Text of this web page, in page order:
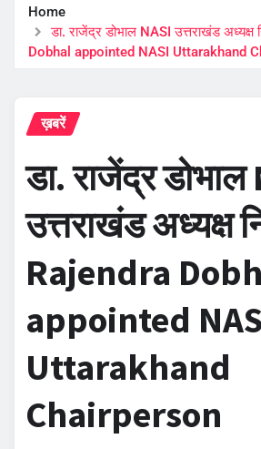
Home
डा. राजेंद्र डोभाल NASI उत्तराखंड
Dobhal appointed NASI Uttarakhand
ख़बरें
डा. राजेंद्र डोभाल
उत्तराखंड अध्यक्ष
Rajendra
appointed
Uttarakhand
Chairperson